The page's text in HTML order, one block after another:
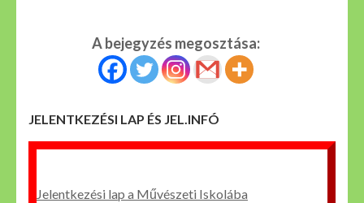
A bejegyzés megosztása:
JELENTKEZÉSI LAP ÉS JEL.INFÓ
Jelentkezési lap a Művészeti Iskolába